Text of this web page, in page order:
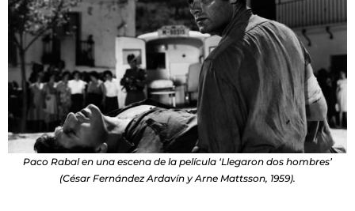
Paco Rabal en una escena de la película ‘Llegaron dos hombres’
(César Fernández Ardavín y Arne Mattsson, 1959).